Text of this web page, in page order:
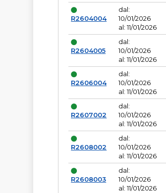
R2604004
dal:
10/01/2026
al: 11/01/2026
R2604005
dal:
10/01/2026
al: 11/01/2026
R2606004
dal:
10/01/2026
al: 11/01/2026
R2607002
dal:
10/01/2026
al: 11/01/2026
R2608002
dal:
10/01/2026
al: 11/01/2026
R2608003
dal:
10/01/2026
al: 11/01/2026